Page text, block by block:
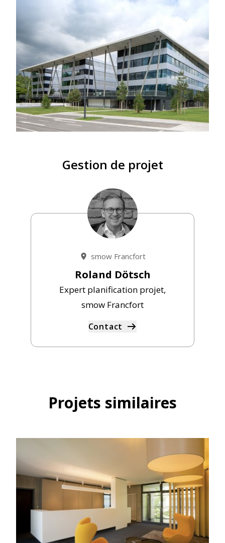
Gestion de projet
smow Francfort
Roland Dötsch
Expert planification projet,
smow Francfort
Contact
Projets similaires